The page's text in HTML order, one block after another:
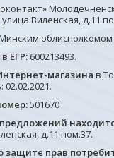
Виленская, д.11
облисполкомом
ЕГР: 600213493.
магазина в
501670
д.11 пом.37.
прав